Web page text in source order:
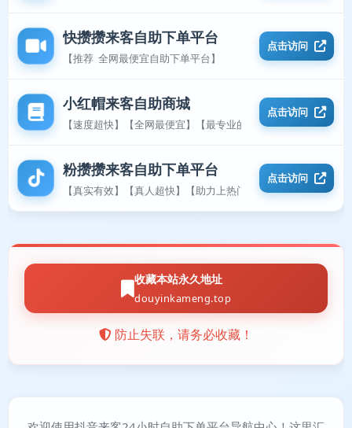
快攒攒来客自助下单平台
【推荐 全网最便宜自助下单平台】
点击访问
小红帽来客自助商城
【速度超快】【全网最便宜】【最专业的平台】
点击访问
粉攒攒来客自助下单平台
【真实有效】【真人超快】【助力上热门】
点击访问
收藏本站永久地址
douyinkameng.top
防止失联，请务必收藏！